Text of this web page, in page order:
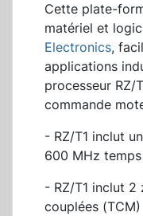
Cette plate-
matériel et
Electronics,
applications
processeur RZ/
commande
- RZ/T1 inclut
600 MHz
- RZ/T1 inclut 2
couplées (TCM)